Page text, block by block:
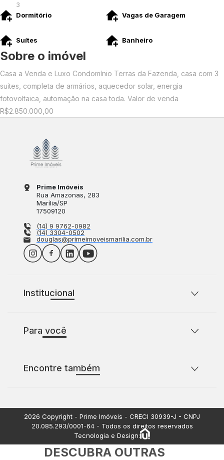
3
Dormitório
Vagas de Garagem
Suítes Banheiro
Sobre o imóvel
Casa a Venda e Luxo Condomínio Terras da Fazenda, casa com 3
suites, completa de armários, aquecedor solar, energia
fotovoltaica, automação na casa toda. Valor de venda
R$2.850.000,00
Prime Imóveis
Rua Amazonas, 283
Marília/SP
17509120
(14) 9 9762-0982
(14) 3304-0502
douglas@primeimoveismarilia.com.br
Institucional
Política de Privacidade
Para você
Casas para comprar com 3 quartos
Encontre também
Apartamentos à venda
2026 Copyright - Prime Imóveis - CRECI 30939-J - CNPJ
20.085.293/0001-64- Todos os direitos reservados
Tecnologia e Design:
DESCUBRA OUTRAS